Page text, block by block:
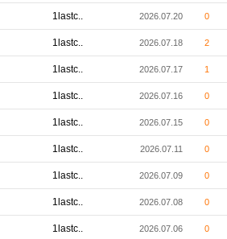
1lastc.. 2026.07.20 0
1lastc.. 2026.07.18 2
1lastc.. 2026.07.17 1
1lastc.. 2026.07.16 0
1lastc.. 2026.07.15 0
1lastc.. 2026.07.11 0
1lastc.. 2026.07.09 0
1lastc.. 2026.07.08 0
1lastc.. 2026.07.06 0